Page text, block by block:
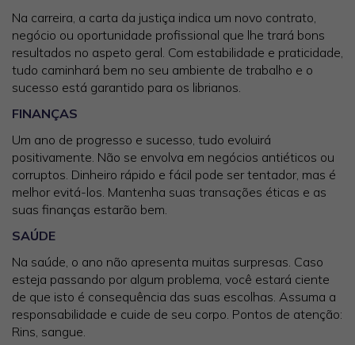
Na carreira, a carta da justiça indica um novo contrato,
negócio ou oportunidade profissional que lhe trará bons
resultados no aspeto geral. Com estabilidade e praticidade,
tudo caminhará bem no seu ambiente de trabalho e o
sucesso está garantido para os librianos.
FINANÇAS
Um ano de progresso e sucesso, tudo evoluirá
positivamente. Não se envolva em negócios antiéticos ou
corruptos. Dinheiro rápido e fácil pode ser tentador, mas é
melhor evitá-los. Mantenha suas transações éticas e as
suas finanças estarão bem.
SAÚDE
Na saúde, o ano não apresenta muitas surpresas. Caso
esteja passando por algum problema, você estará ciente
de que isto é consequência das suas escolhas. Assuma a
responsabilidade e cuide de seu corpo. Pontos de atenção:
Rins, sangue.